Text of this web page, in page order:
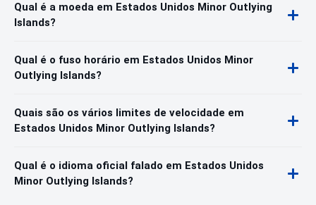
Qual é a moeda em Estados Unidos Minor Outlying
Islands?
Qual é o fuso horário em Estados Unidos Minor
Outlying Islands?
Quais são os vários limites de velocidade em
Estados Unidos Minor Outlying Islands?
Qual é o idioma oficial falado em Estados Unidos
Minor Outlying Islands?